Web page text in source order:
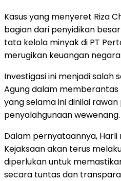
Kasus yang menyeret Riza
bagian dari penyidikan
tata kelola minyak di PT
merugikan keuangan
Investigasi ini menjadi salah
Agung dalam memberantas
yang selama ini dinilai
penyalahgunaan wewenang.
Dalam pernyataannya,
Kejaksaan akan terus
diperlukan untuk
secara tuntas dan